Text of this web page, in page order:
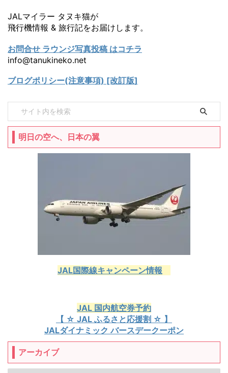
JALマイラー タヌキ猫が
飛行機情報 & 旅行記をお届けします。
お問合せ ラウンジ写真投稿 はコチラ
info@tanukineko.net
ブログポリシー(注意事項) [改訂版]
明日の空へ、日本の翼
JAL国際線キャンペーン情報
JAL 国内航空券予約
【 ☆ JAL ふるさと応援割 ☆ 】
JALダイナミック バースデークーポン
アーカイブ